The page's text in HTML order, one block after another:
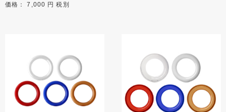
価格： 7,000 円 税別